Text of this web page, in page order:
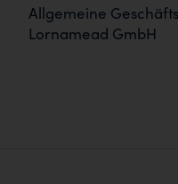
Allgemeine
Lornamead GmbH